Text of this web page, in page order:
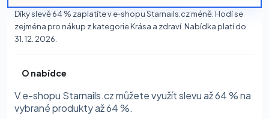
Díky slevě 64 % zaplatíte v e‑shopu Starnails.cz méně. Hodí se
zejména pro nákup z kategorie Krása a zdraví. Nabídka platí do
31. 12. 2026.
O nabídce
V e-shopu Starnails.cz můžete využít slevu až 64 % na
vybrané produkty až 64 %.